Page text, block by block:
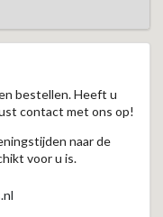
bestellen. Heeft u
contact met ons op!
naar de
voor u is.